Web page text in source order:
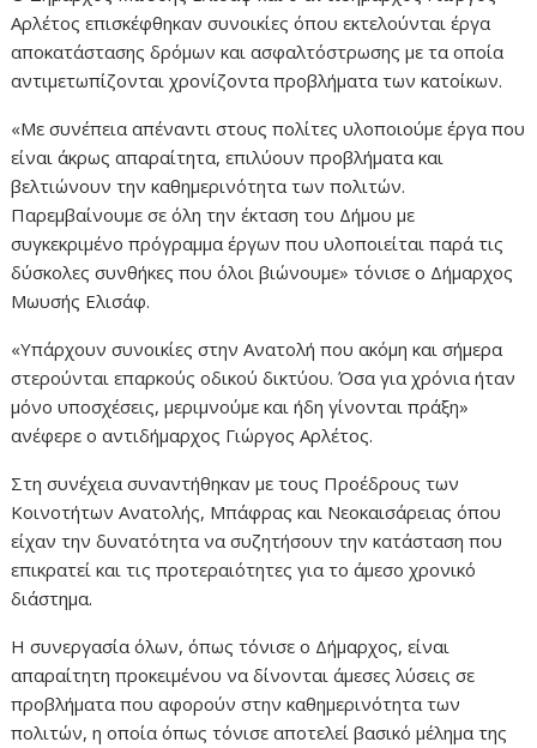
Αρλέτος επισκέφθηκαν συνοικίες όπου εκτελούνται έργα
αποκατάστασης δρόμων και ασφαλτόστρωσης με τα οποία
αντιμετωπίζονται χρονίζοντα προβλήματα των κατοίκων.
«Με συνέπεια απέναντι στους πολίτες υλοποιούμε έργα που
είναι άκρως απαραίτητα, επιλύουν προβλήματα και
βελτιώνουν την καθημερινότητα των πολιτών.
Παρεμβαίνουμε σε όλη την έκταση του Δήμου με
συγκεκριμένο πρόγραμμα έργων που υλοποιείται παρά τις
δύσκολες συνθήκες που όλοι βιώνουμε» τόνισε ο Δήμαρχος
Μωυσής Ελισάφ.
«Υπάρχουν συνοικίες στην Ανατολή που ακόμη και σήμερα
στερούνται επαρκούς οδικού δικτύου. Όσα για χρόνια ήταν
μόνο υποσχέσεις, μεριμνούμε και ήδη γίνονται πράξη»
ανέφερε ο αντιδήμαρχος Γιώργος Αρλέτος.
Στη συνέχεια συναντήθηκαν με τους Προέδρους των
Κοινοτήτων Ανατολής, Μπάφρας και Νεοκαισάρειας όπου
είχαν την δυνατότητα να συζητήσουν την κατάσταση που
επικρατεί και τις προτεραιότητες για το άμεσο χρονικό
διάστημα.
Η συνεργασία όλων, όπως τόνισε ο Δήμαρχος, είναι
απαραίτητη προκειμένου να δίνονται άμεσες λύσεις σε
προβλήματα που αφορούν στην καθημερινότητα των
πολιτών, η οποία όπως τόνισε αποτελεί βασικό μέλημα της